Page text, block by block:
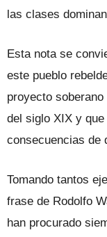
las clases
Esta nota se
este pueblo
proyecto
del siglo XIX y
consecuencias de
Tomando tantos
frase de Rodolfo
han procurado